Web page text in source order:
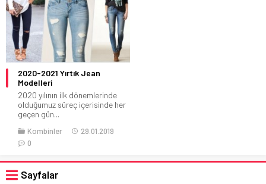
2020-2021 Yırtık Jean
Modelleri
2020 yılının ilk dönemlerinde
olduğumuz süreç içerisinde her
geçen gün...
Kombinler
29.01.2019
0
Sayfalar